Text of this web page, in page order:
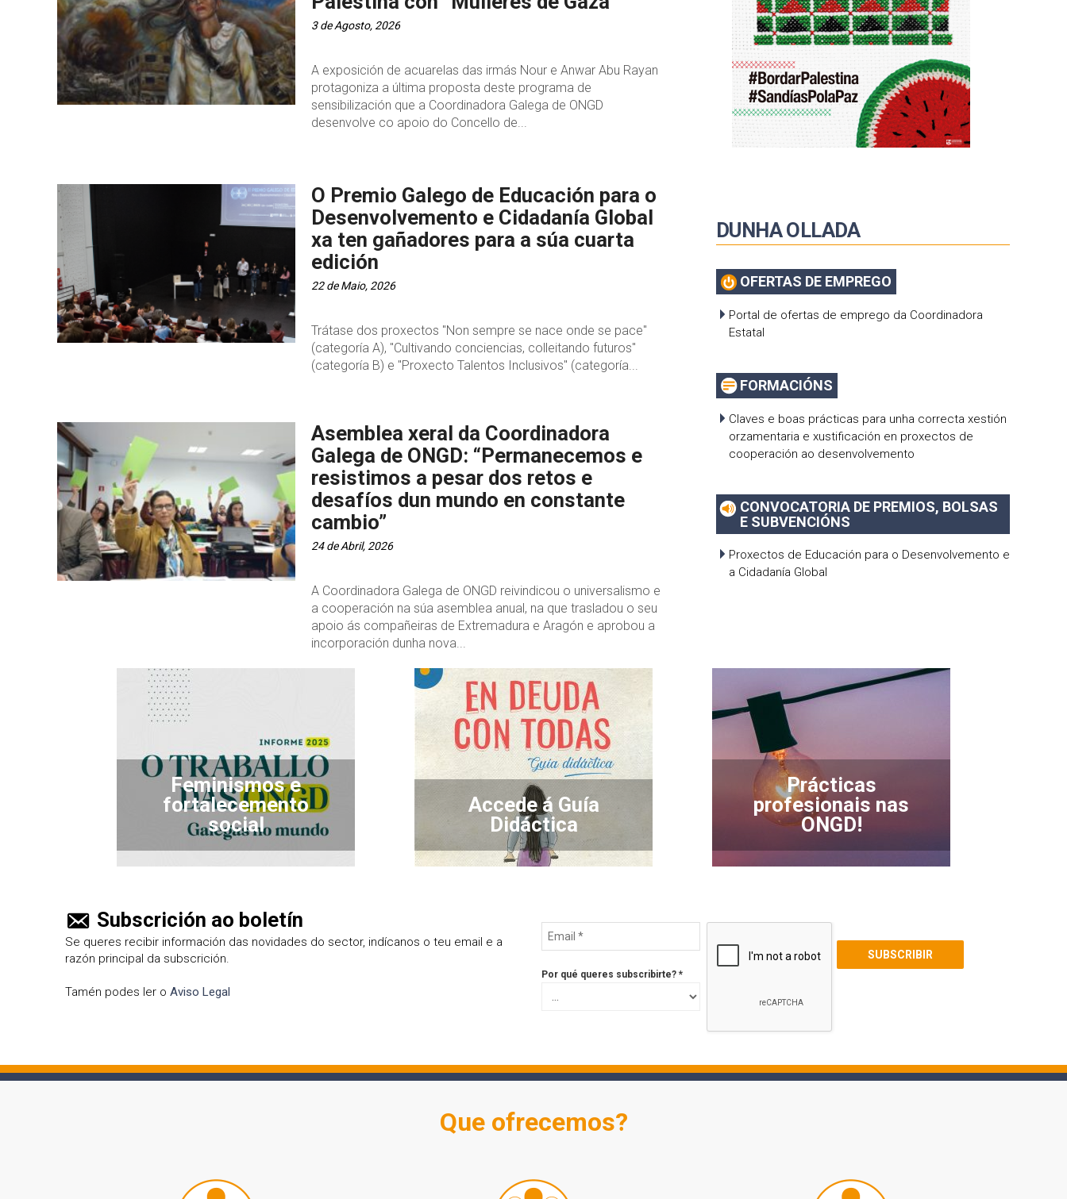
3 de Agosto, 2026
A exposición de acuarelas das irmás Nour e Anwar Abu Rayan
protagoniza a última proposta deste programa de
sensibilización que a Coordinadora Galega de ONGD
desenvolve co apoio do Concello de...
O Premio Galego de Educación para o
Desenvolvemento e Cidadanía Global
xa ten gañadores para a súa cuarta
edición
22 de Maio, 2026
Trátase dos proxectos "Non sempre se nace onde se pace"
(categoría A), "Cultivando conciencias, colleitando futuros"
(categoría B) e "Proxecto Talentos Inclusivos" (categoría...
Asemblea xeral da Coordinadora
Galega de ONGD: “Permanecemos e
resistimos a pesar dos retos e
desafíos dun mundo en constante
cambio”
24 de Abril, 2026
A Coordinadora Galega de ONGD reivindicou o universalismo e
a cooperación na súa asemblea anual, na que trasladou o seu
apoio ás compañeiras de Extremadura e Aragón e aprobou a
incorporación dunha nova...
DUNHA OLLADA
OFERTAS DE EMPREGO
Portal de ofertas de emprego da Coordinadora
Estatal
FORMACIÓNS
Claves e boas prácticas para unha correcta xestión
orzamentaria e xustificación en proxectos de
cooperación ao desenvolvemento
CONVOCATORIA DE PREMIOS, BOLSAS
E SUBVENCIÓNS
Proxectos de Educación para o Desenvolvemento e
a Cidadanía Global
Feminismos e
fortalecemento
social
Accede á Guía
Didáctica
Prácticas
profesionais nas
ONGD!
Subscrición ao boletín
Se queres recibir información das novidades do sector, indícanos o teu email e a
razón principal da subscrición.
Tamén podes ler o Aviso Legal
Por qué queres subscribirte? *
Que ofrecemos?